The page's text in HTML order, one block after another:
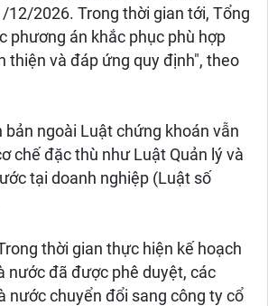
12/2026. Trong thời gian tới, Tổng
phương án khắc phục phù hợp
thiện và đáp ứng quy định", theo
bản ngoài Luật chứng khoán vẫn
chế đặc thù như Luật Quản lý và
tại doanh nghiệp (Luật số
thời gian thực hiện kế hoạch
nước đã được phê duyệt, các
nước chuyển đổi sang công ty cổ